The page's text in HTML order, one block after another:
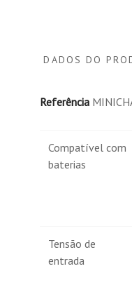
DADOS DO
Referência
Compatível com
baterias
Tensão de
entrada